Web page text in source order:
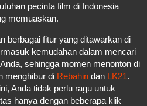
pecinta film di Indonesia
memuaskan.
berbagai fitur yang ditawarkan di
kemudahan dalam mencari
sehingga momen menonton di
menghibur di Rebahin dan LK21.
Anda tidak perlu ragu untuk
hanya dengan beberapa klik